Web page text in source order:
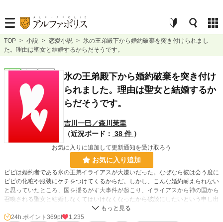
TOP > 小説 > 恋愛小説 > 氷の王弟殿下から婚約破棄を突き付けられまし
た。理由は聖女と結婚するからだそうです。
恋愛 完結 短編
氷の王弟殿下から婚約破棄を突き付け
られました。理由は聖女と結婚するか
らだそうです。
吉川一巳／森川茉里
（近況ボード： 38 件 ）
お気に入りに追加して更新通知を受け取ろう
お気に入り追加
ビビは婚約者である氷の王弟イライアスが大嫌いだった。なぜなら彼は会う度に
ビビの化粧や服装にケチをつけてくるからだ。しかし、こんな婚約耐えられない
と思っていたところ、国を揺るがす大事件が起こり、イライアスから神の国から
召喚される聖女と結婚しなくてはいけなくなったから破談にしたいという申し出
を受ける。内心大喜びでその話を受け入れ、そのままの勢いでビビは神官となる
のだが、招かれた聖女には問題があって……。小説家になろう、カクヨムにも投
24h.ポイント 369pt
1,235